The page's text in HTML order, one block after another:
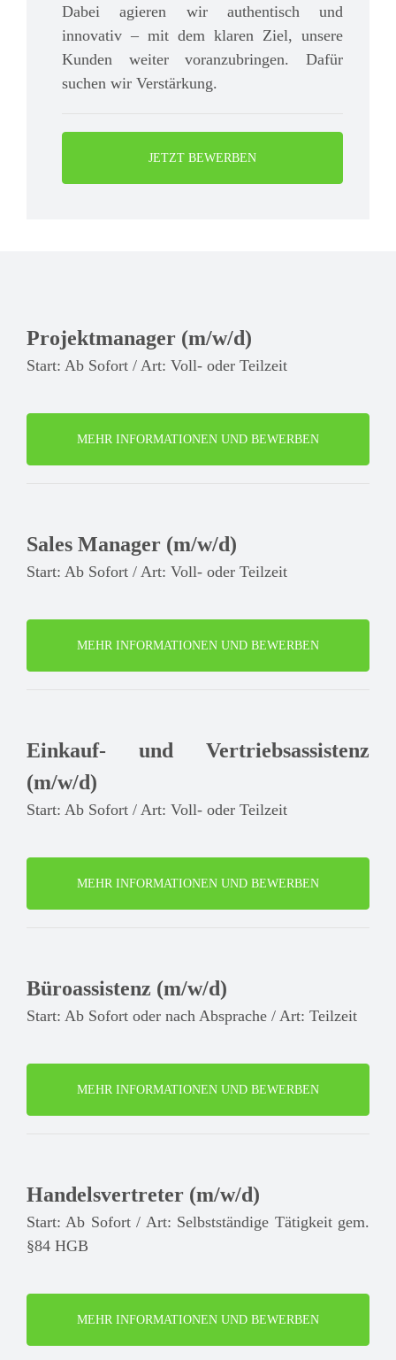
Dabei agieren wir authentisch und
innovativ – mit dem klaren Ziel, unsere
Kunden weiter voranzubringen. Dafür
suchen wir Verstärkung.
JETZT BEWERBEN
Projektmanager (m/w/d)
Start: Ab Sofort / Art: Voll- oder Teilzeit
MEHR INFORMATIONEN UND BEWERBEN
Sales Manager (m/w/d)
Start: Ab Sofort / Art: Voll- oder Teilzeit
MEHR INFORMATIONEN UND BEWERBEN
Einkauf- und Vertriebsassistenz
(m/w/d)
Start: Ab Sofort / Art: Voll- oder Teilzeit
MEHR INFORMATIONEN UND BEWERBEN
Büroassistenz (m/w/d)
Start: Ab Sofort oder nach Absprache / Art: Teilzeit
MEHR INFORMATIONEN UND BEWERBEN
Handelsvertreter (m/w/d)
Start: Ab Sofort / Art: Selbstständige Tätigkeit gem.
§84 HGB
MEHR INFORMATIONEN UND BEWERBEN